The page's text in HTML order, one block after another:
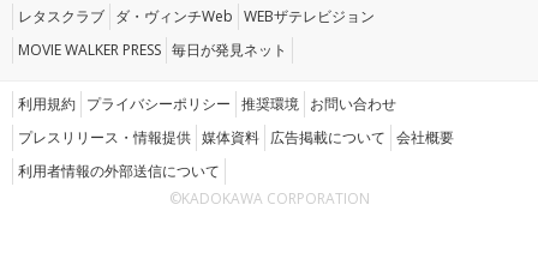
レタスクラブ ダ・ヴィンチWeb WEBザテレビジョン
MOVIE WALKER PRESS 毎日が発見ネット
利用規約 プライバシーポリシー 推奨環境 お問い合わせ
プレスリリース・情報提供 媒体資料 広告掲載について 会社概要
利用者情報の外部送信について
©KADOKAWA CORPORATION